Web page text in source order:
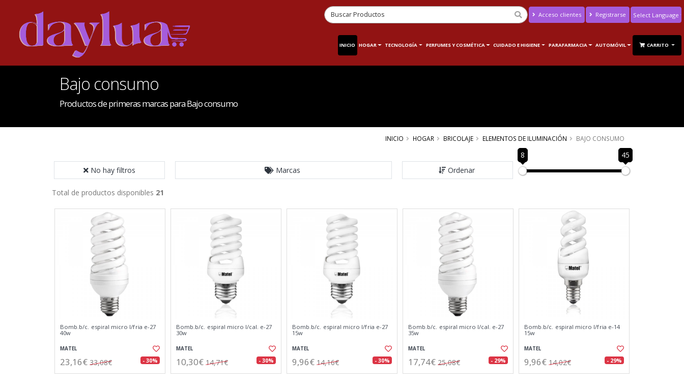
Acceso clientes Registrarse
Translate
INICIO HOGAR TECNOLOGÍA PERFUMES Y COSMÉTICA CUIDADO E HIGIENE PARAFARMACIA AUTOMÓVIL CARRITO
Bajo consumo
Productos de primeras marcas para Bajo consumo
INICIO HOGAR BRICOLAJE ELEMENTOS DE ILUMINACIÓN BAJO CONSUMO
No hay filtros Marcas Ordenar
8 45
Total de productos disponibles 21
Bomb.b/c. espiral micro l/fria e-27
40w
MATEL
23,16€ 33,08€ - 30%
Bomb.b/c. espiral micro l/cal. e-27
30w
MATEL
10,30€ 14,71€ - 30%
Bomb.b/c. espiral micro l/fria e-27
15w
MATEL
9,96€ 14,16€ - 30%
Bomb.b/c. espiral micro l/cal. e-27
35w
MATEL
17,74€ 25,08€ - 29%
Bomb.b/c. espiral micro l/fria e-14
15w
MATEL
9,96€ 14,02€ - 29%